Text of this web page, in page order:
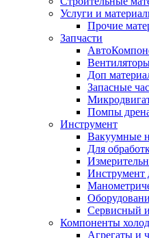
Услуги и
Прочие
Запчасти
Доп
Запасные
Помпы
Инструмент
Вакуумные
Для
Инструмент
Сервисный
Компоненты
Агрегаты и